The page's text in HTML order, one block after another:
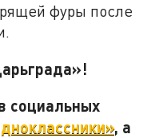
фуры после
социальных
, а